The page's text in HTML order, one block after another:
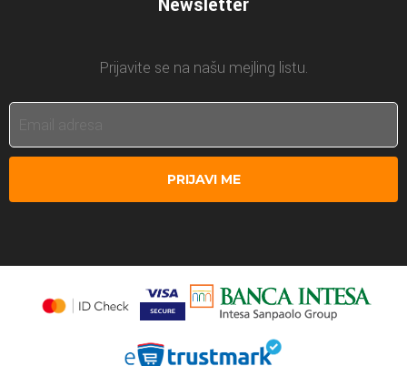
Prijavite se na našu mejling listu.
PRIJAVI ME